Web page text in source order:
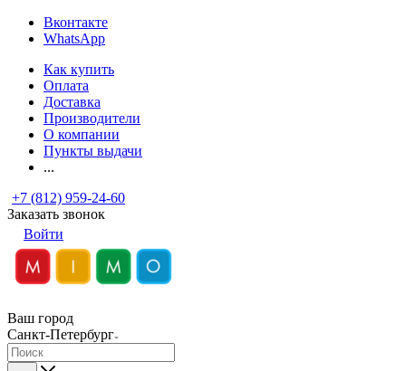
Вконтакте
WhatsApp
Как купить
Оплата
Доставка
Производители
О компании
Пункты выдачи
...
+7 (812) 959-24-60
Заказать звонок
Войти
Ваш город
Санкт-Петербург